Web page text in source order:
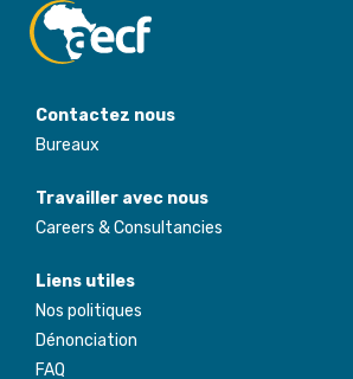
Contactez nous
Bureaux
Travailler avec nous
Careers & Consultancies
Liens utiles
Nos politiques
Dénonciation
FAQ